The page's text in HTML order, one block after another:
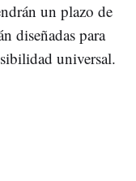
un plazo de
diseñadas para
universal.